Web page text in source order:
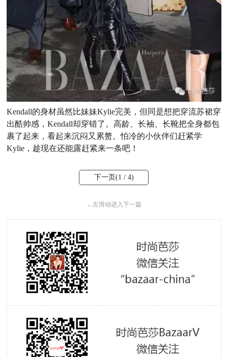
Kendall的身材虽然比妹妹Kylie完美，但同是想把穿流苏裙穿
出酷帅感，Kendall却穿错了。高龄、长袖、长靴把全身都包
裹了起来，看起来沉闷又累赘。怕冷的小伙伴们赶紧学
Kylie，趁现在还能露赶紧来一条吧！
下一页(1 / 4)
←左滑动进入下一篇